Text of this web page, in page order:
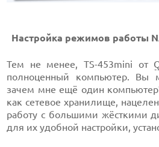
Настройка режимов работы
Тем не менее, TS-453mini от
полноценный компьютер. Вы
зачем мне ещё один
как сетевое хранилище,
работу с большими жёсткими
для их удобной настройки,